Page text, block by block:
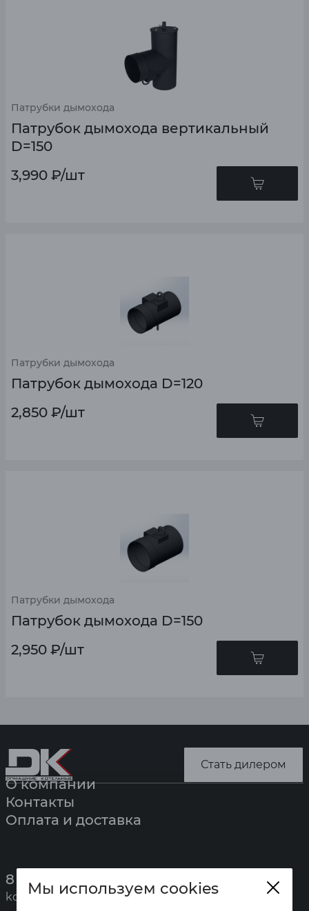
Патрубки дымохода
Патрубок дымохода вертикальный
D=150
3,990 ₽/шт
Патрубки дымохода
Патрубок дымохода D=120
2,850 ₽/шт
Патрубки дымохода
Патрубок дымохода D=150
2,950 ₽/шт
Стать дилером
О компании
Контакты
Оплата и доставка
8 (391) 247-7777
kotel@zota.ru
Мы используем cookies